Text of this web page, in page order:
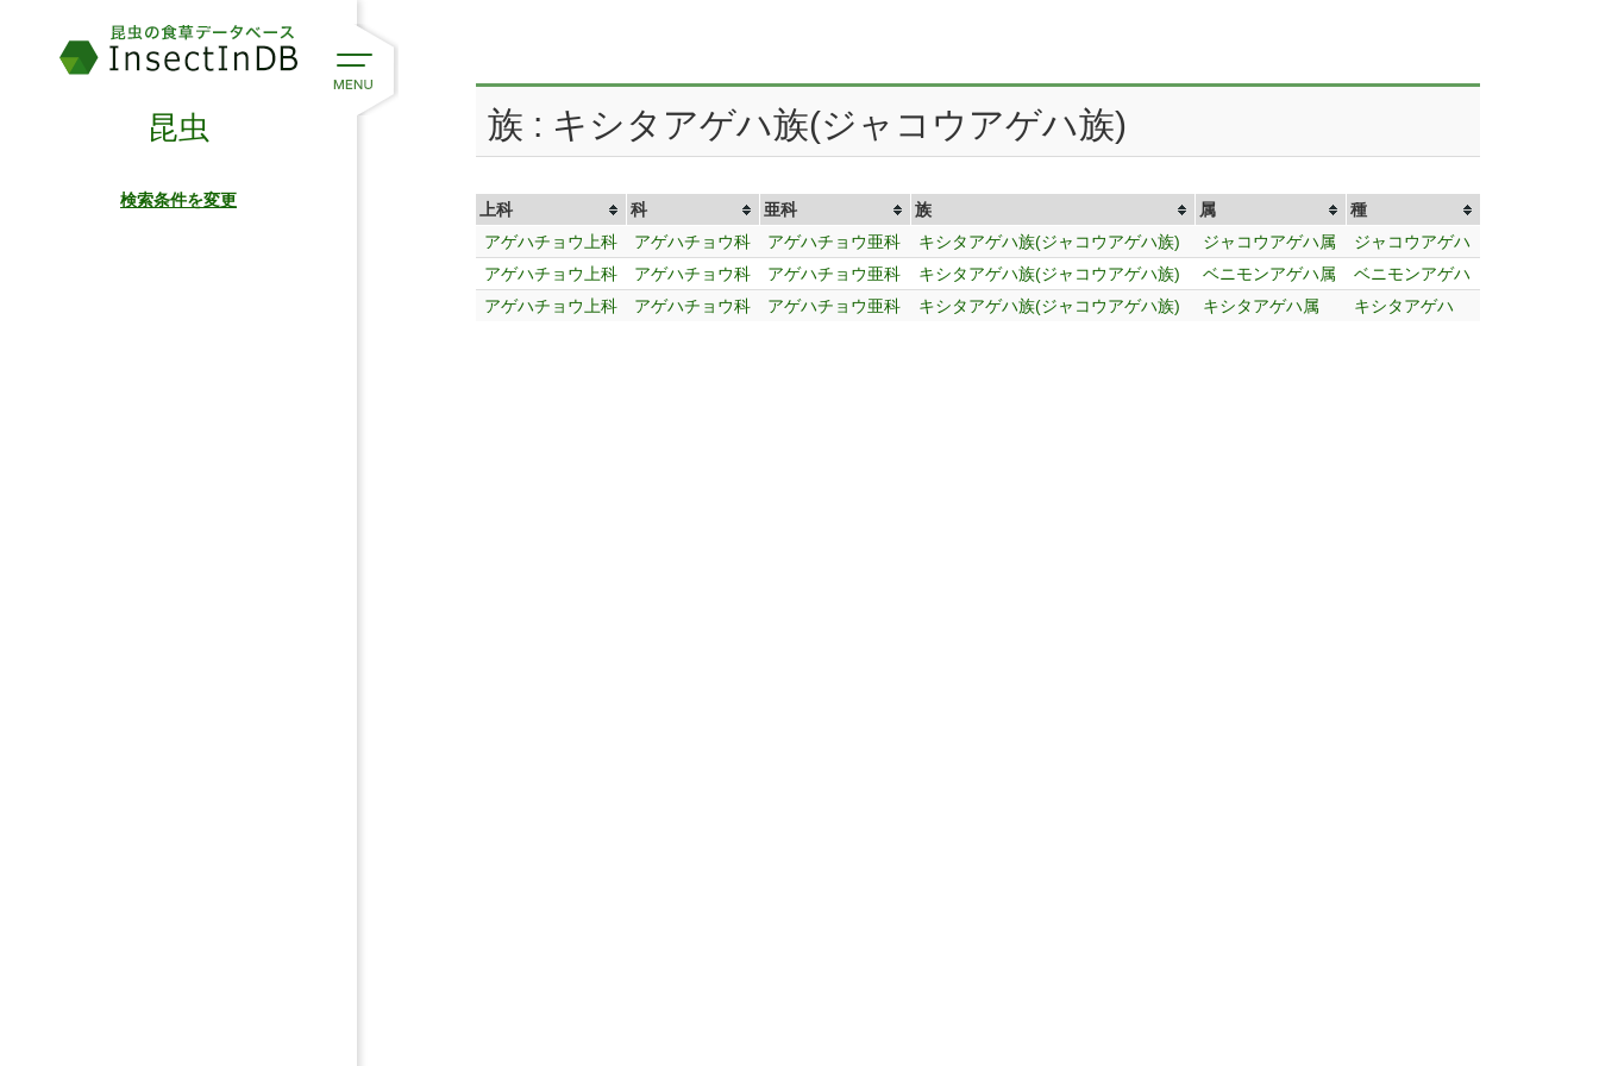
族 : キシタアゲハ族(ジャコウアゲハ族)
上科 科 亜科 族 属
種
アゲハチョウ上科
アゲハチョウ科 アゲハチョウ亜科 キシタアゲハ族(ジャコウアゲハ族) ジャコウアゲハ属
ジャコウアゲハ
アゲハチョウ上科
アゲハチョウ科 アゲハチョウ亜科 キシタアゲハ族(ジャコウアゲハ族) ベニモンアゲハ属
ベニモンアゲハ
アゲハチョウ上科
アゲハチョウ科 アゲハチョウ亜科 キシタアゲハ族(ジャコウアゲハ族) キシタアゲハ属 キシタアゲハ
昆虫
検索条件を変更